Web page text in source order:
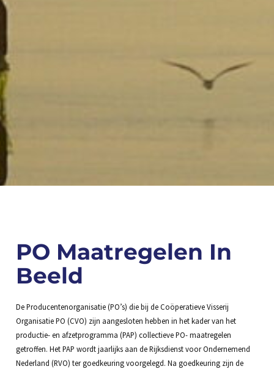
PO Maatregelen In
Beeld
De Producentenorganisatie (PO’s) die bij de Coöperatieve Visserij
Organisatie PO (CVO) zijn aangesloten hebben in het kader van het
productie- en afzetprogramma (PAP) collectieve PO- maatregelen
getroffen. Het PAP wordt jaarlijks aan de Rijksdienst voor Ondernemend
Nederland (RVO) ter goedkeuring voorgelegd. Na goedkeuring zijn de